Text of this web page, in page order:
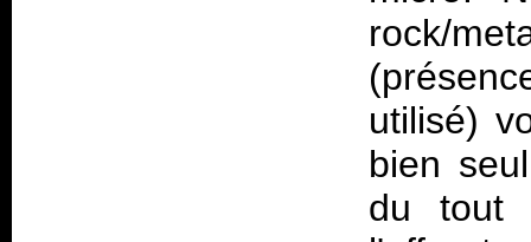
rock/
utilisé)
bien
du tout